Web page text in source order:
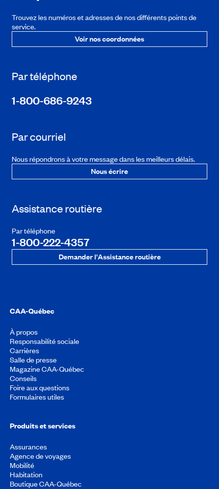
Trouvez les numéros et adresses de nos différents points de
service.
Voir nos coordonnées
Par téléphone
1-800-686-9243
Par courriel
Nous répondrons à votre message dans les meilleurs délais.
Nous écrire
Assistance routière
Par téléphone
1-800-222-4357
Demander l'Assistance routière
CAA-Québec
À propos
Responsabilité sociale
Carrières
Salle de presse
Magazine CAA-Québec
Conseils
Foire aux questions
Formulaires utiles
Produits et services
Assurances
Agence de voyages
Mobilité
Habitation
Boutique CAA-Québec